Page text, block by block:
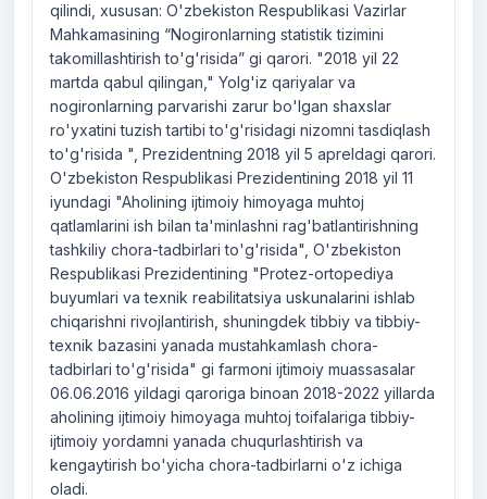
qilindi, xususan: O'zbekiston Respublikasi Vazirlar
Mahkamasining “Nogironlarning statistik tizimini
takomillashtirish to'g'risida” gi qarori. "2018 yil 22
martda qabul qilingan," Yolg'iz qariyalar va
nogironlarning parvarishi zarur bo'lgan shaxslar
ro'yxatini tuzish tartibi to'g'risidagi nizomni tasdiqlash
to'g'risida ", Prezidentning 2018 yil 5 apreldagi qarori.
O'zbekiston Respublikasi Prezidentining 2018 yil 11
iyundagi "Aholining ijtimoiy himoyaga muhtoj
qatlamlarini ish bilan ta'minlashni rag'batlantirishning
tashkiliy chora-tadbirlari to'g'risida", O'zbekiston
Respublikasi Prezidentining "Protez-ortopediya
buyumlari va texnik reabilitatsiya uskunalarini ishlab
chiqarishni rivojlantirish, shuningdek tibbiy va tibbiy-
texnik bazasini yanada mustahkamlash chora-
tadbirlari to'g'risida" gi farmoni ijtimoiy muassasalar
06.06.2016 yildagi qaroriga binoan 2018-2022 yillarda
aholining ijtimoiy himoyaga muhtoj toifalariga tibbiy-
ijtimoiy yordamni yanada chuqurlashtirish va
kengaytirish bo'yicha chora-tadbirlarni o'z ichiga
oladi.